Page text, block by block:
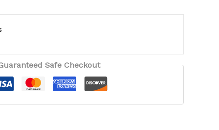
Safe Checkout